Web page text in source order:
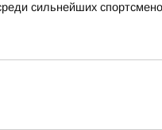
сильнейших